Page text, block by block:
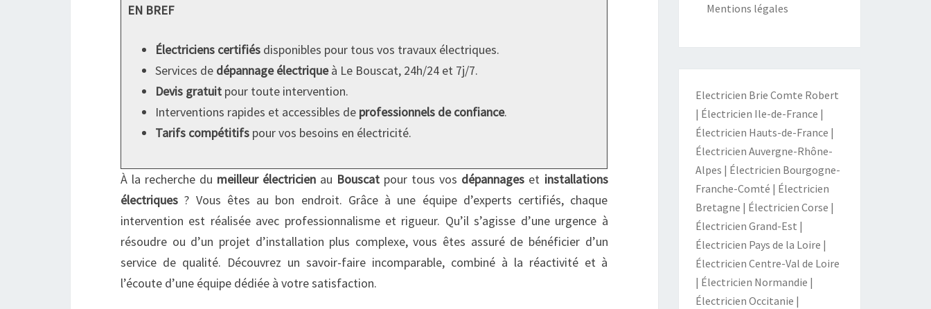
EN BREF
Électriciens certifiés disponibles pour tous vos travaux électriques.
Services de dépannage électriqueà Le Bouscat, 24h/24 et 7j/7.
Devis gratuit pour toute intervention.
Interventions rapides et accessibles de professionnels de confiance.
Tarifs compétitifs pour vos besoins en électricité.
À la recherche du meilleur électricien au Bouscat pour tous vos dépannages et installations
électriques ? Vous êtes au bon endroit. Grâce à une équipe d’experts certifiés, chaque
intervention est réalisée avec professionnalisme et rigueur. Qu’il s’agisse d’une urgence à
résoudre ou d’un projet d’installation plus complexe, vous êtes assuré de bénéficier d’un
service de qualité. Découvrez un savoir-faire incomparable, combiné à la réactivité et à
l’écoute d’une équipe dédiée à votre satisfaction.
Mentions légales
Electricien Brie Comte Robert
| Électricien Ile-de-France |
Électricien Hauts-de-France |
Électricien Auvergne-Rhône-
Alpes | Électricien Bourgogne-
Franche-Comté | Électricien
Bretagne | Électricien Corse |
Électricien Grand-Est |
Électricien Pays de la Loire |
Électricien Centre-Val de Loire
| Électricien Normandie |
Électricien Occitanie |